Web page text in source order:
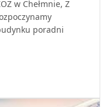
w Chełmnie, Z
poradni